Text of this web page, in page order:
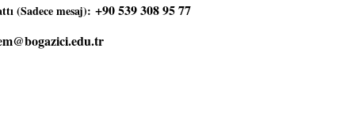
(Sadece mesaj): +90 539 308 95 77